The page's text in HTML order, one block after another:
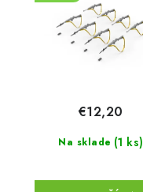
Na sklade (1 ks)
€12,20